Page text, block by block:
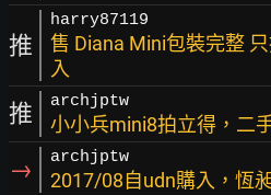
推
harry87119
售 Diana Mini包裝完整
入
推 archjptw
小小兵mini8拍立得，二
→ archjptw
2017/08自udn購入，恆